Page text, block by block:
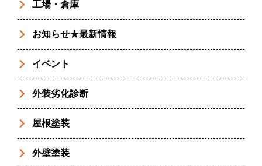
工場・倉庫
お知らせ★最新情報
イベント
外装劣化診断
屋根塗装
外壁塗装